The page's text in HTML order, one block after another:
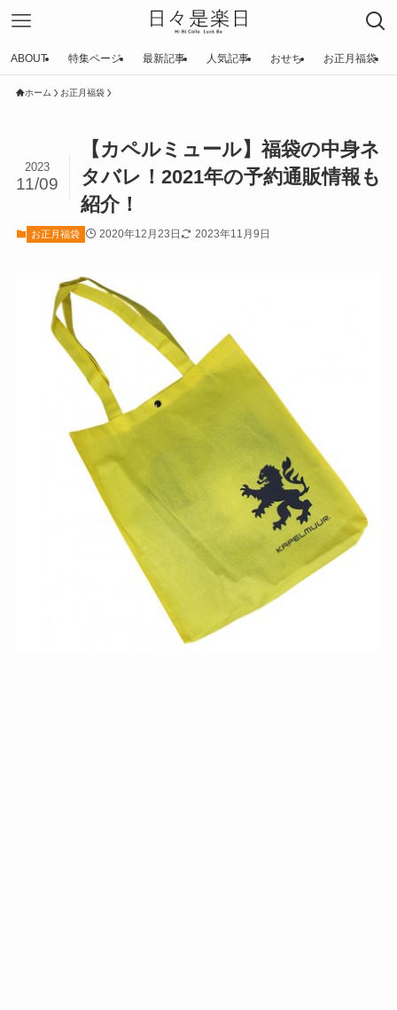
ABOUT 特集ページ 最新記事 人気記事 おせち お正月福袋
ホーム お正月福袋
【カペルミュール】福袋の中身ネ
タバレ！2021年の予約通販情報も
紹介！
2023
11/09
お正月福袋 2020年12月23日 2023年11月9日